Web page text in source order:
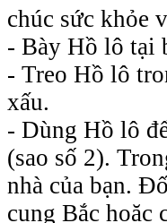
chúc sức khỏe
- Bày Hồ lô tại
- Treo Hồ lô
xấu.
- Dùng Hồ lô
(sao số 2).
nhà của bạn.
cung Bắc hoặc